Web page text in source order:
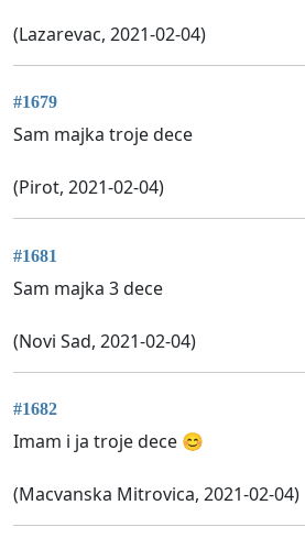
(Lazarevac, 2021-02-04)
#1679
Sam majka troje dece
(Pirot, 2021-02-04)
#1681
Sam majka 3 dece
(Novi Sad, 2021-02-04)
#1682
Imam i ja troje dece 😊
(Macvanska Mitrovica, 2021-02-04)